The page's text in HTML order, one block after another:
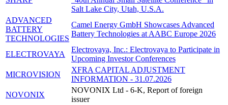
Salt Lake City, Utah, U.S.A.
ADVANCED
BATTERY
TECHNOLOGIES
Camel Energy GmbH Showcases Advanced
Battery Technologies at AABC Europe 2026
ELECTROVAYA
Electrovaya, Inc.: Electrovaya to Participate in
Upcoming Investor Conferences
MICROVISION
XFRA CAPITAL ADJUSTMENT
INFORMATION - 31.07.2026
NOVONIX
NOVONIX Ltd - 6-K, Report of foreign
issuer